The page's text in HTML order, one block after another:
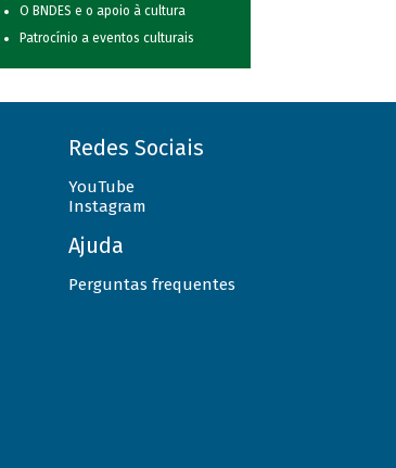
O BNDES e o apoio à cultura
Patrocínio a eventos culturais
Redes Sociais
YouTube
Instagram
Ajuda
Perguntas frequentes